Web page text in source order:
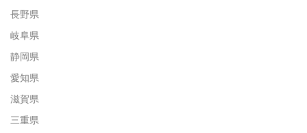
長野県
岐阜県
静岡県
愛知県
滋賀県
三重県